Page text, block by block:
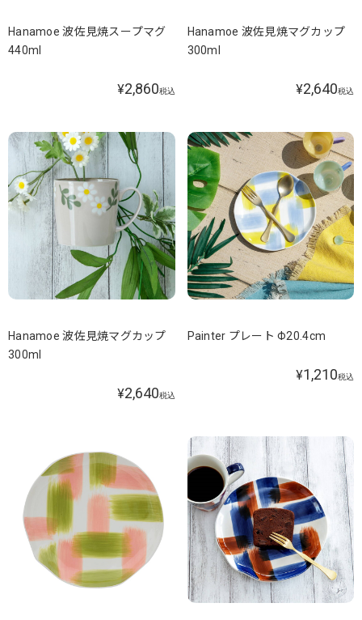
Hanamoe 波佐見焼スープマグ
440ml
¥2,860税込
Hanamoe 波佐見焼マグカップ
300ml
¥2,640税込
Hanamoe 波佐見焼マグカップ
300ml
¥2,640税込
Painter プレート Φ20.4cm
¥1,210税込